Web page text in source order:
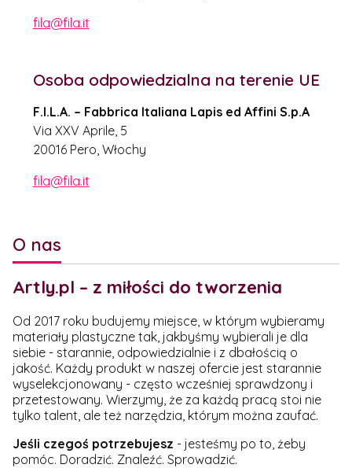
fila@fila.it
Osoba odpowiedzialna na terenie UE
F.I.L.A. – Fabbrica Italiana Lapis ed Affini S.p.A
Via XXV Aprile, 5
20016 Pero, Włochy
fila@fila.it
O nas
Artly.pl – z miłości do tworzenia
Od 2017 roku budujemy miejsce, w którym wybieramy
materiały plastyczne tak, jakbyśmy wybierali je dla
siebie - starannie, odpowiedzialnie i z dbałością o
jakość. Każdy produkt w naszej ofercie jest starannie
wyselekcjonowany - często wcześniej sprawdzony i
przetestowany. Wierzymy, że za każdą pracą stoi nie
tylko talent, ale też narzędzia, którym można zaufać.
Jeśli czegoś potrzebujesz - jesteśmy po to, żeby
pomóc. Doradzić. Znaleźć. Sprowadzić.